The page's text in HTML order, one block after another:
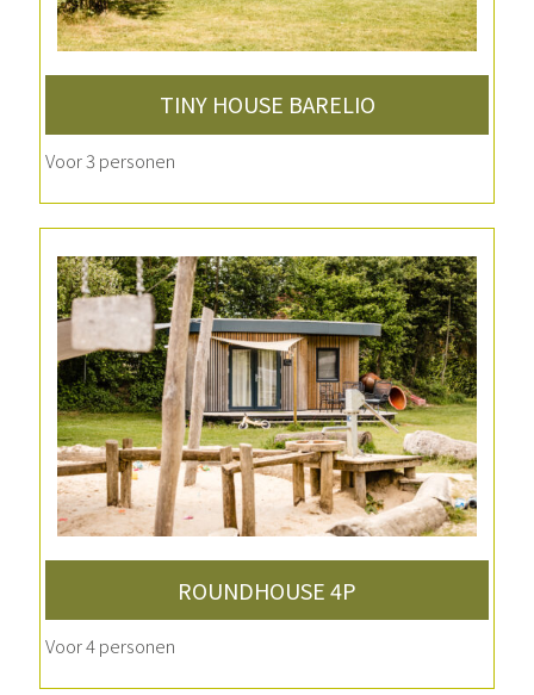
TINY HOUSE BARELIO
Voor 3 personen
ROUNDHOUSE 4P
Voor 4 personen